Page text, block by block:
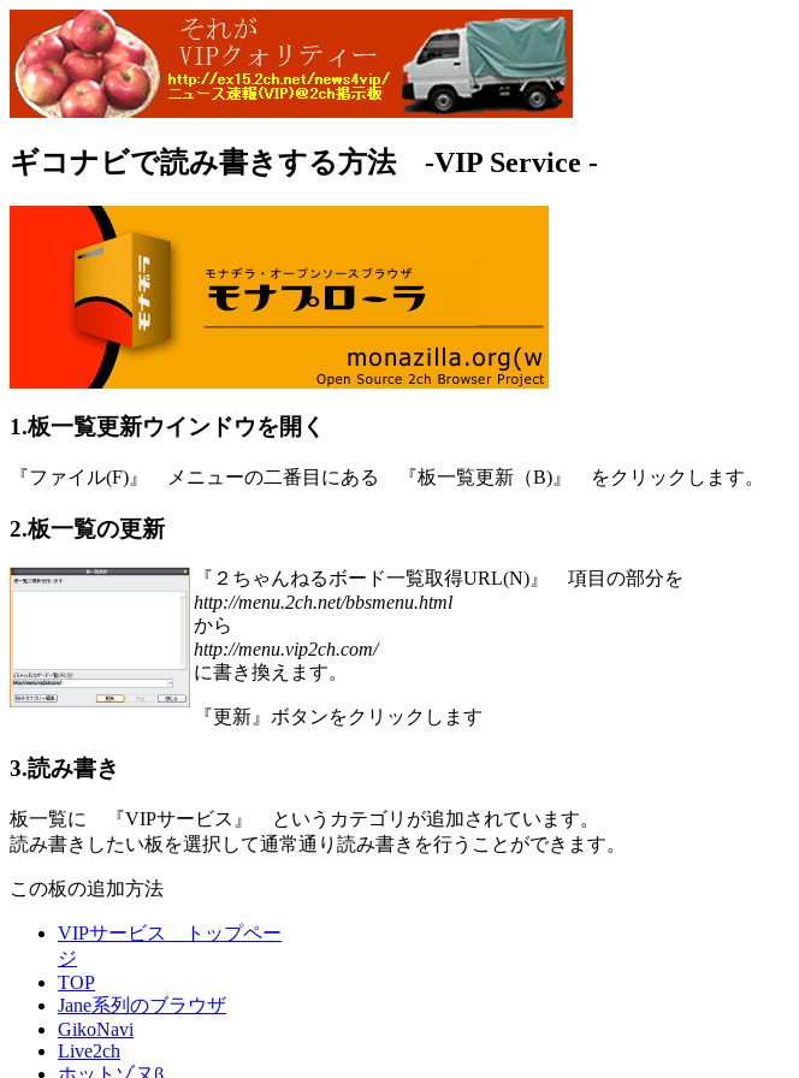
ギコナビで読み書きする方法 -VIP Service -
1.板一覧更新ウインドウを開く
『ファイル(F)』 メニューの二番目にある 『板一覧更新（B)』 をクリックします。
2.板一覧の更新
『２ちゃんねるボード一覧取得URL(N)』 項目の部分を
http://menu.2ch.net/bbsmenu.html
から
http://menu.vip2ch.com/
に書き換えます。
『更新』ボタンをクリックします
3.読み書き
板一覧に 『VIPサービス』 というカテゴリが追加されています。
読み書きしたい板を選択して通常通り読み書きを行うことができます。
この板の追加方法
VIPサービス トップペー
ジ
TOP
Jane系列のブラウザ
GikoNavi
Live2ch
ホットゾヌβ